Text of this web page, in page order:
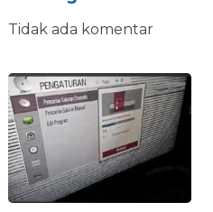
Tidak ada komentar